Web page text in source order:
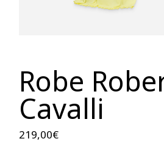
Robe
Cavalli
219,00€